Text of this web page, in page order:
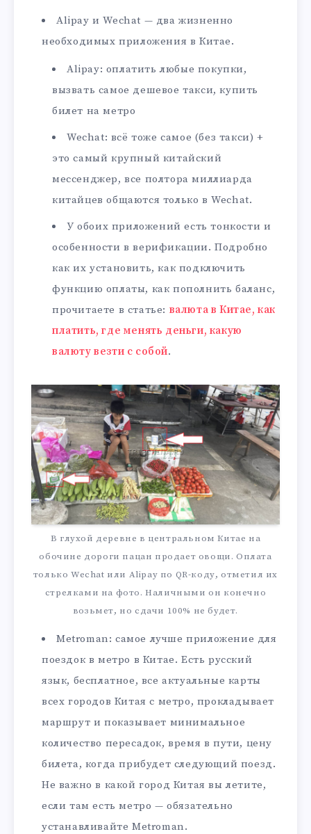
Alipay и Wechat — два жизненно
необходимых приложения в Китае.
Alipay: оплатить любые покупки,
вызвать самое дешевое такси, купить
билет на метро
Wechat: всё тоже самое (без такси) +
это самый крупный китайский
мессенджер, все полтора миллиарда
китайцев общаются только в Wechat.
У обоих приложений есть тонкости и
особенности в верификации. Подробно
как их установить, как подключить
функцию оплаты, как пополнить баланс,
прочитаете в статье: валюта в Китае, как
платить, где менять деньги, какую
валюту везти с собой.
В глухой деревне в центральном Китае на
обочине дороги пацан продает овощи. Оплата
только Wechat или Alipay по QR-коду, отметил их
стрелками на фото. Наличными он конечно
возьмет, но сдачи 100% не будет.
Metroman: самое лучше приложение для
поездок в метро в Китае. Есть русский
язык, бесплатное, все актуальные карты
всех городов Китая с метро, прокладывает
маршрут и показывает минимальное
количество пересадок, время в пути, цену
билета, когда прибудет следующий поезд.
Не важно в какой город Китая вы летите,
если там есть метро — обязательно
устанавливайте Metroman.